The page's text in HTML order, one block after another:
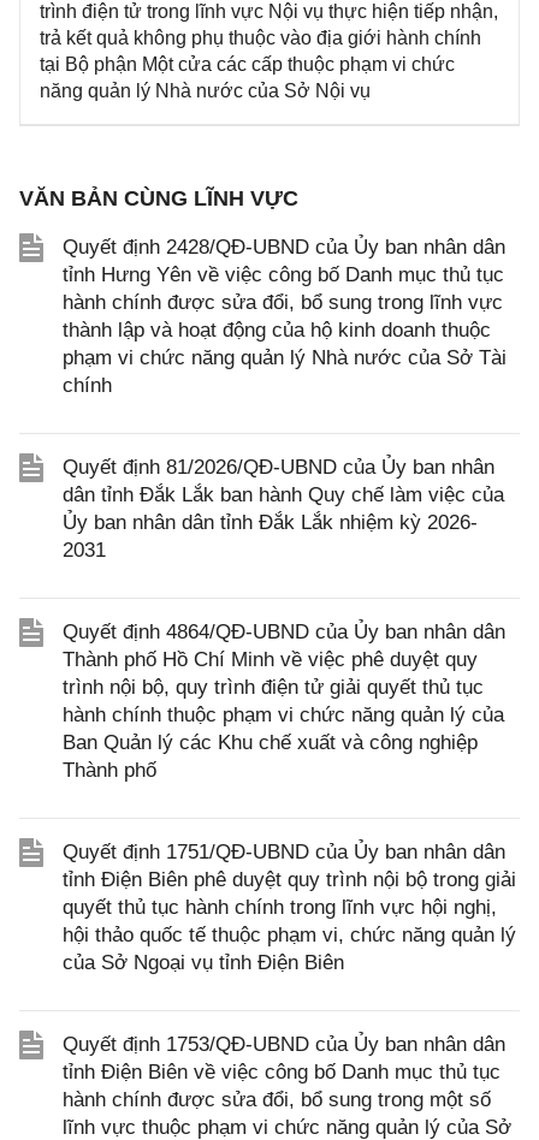
trình điện tử trong lĩnh vực Nội vụ thực hiện tiếp nhận,
trả kết quả không phụ thuộc vào địa giới hành chính
tại Bộ phận Một cửa các cấp thuộc phạm vi chức
năng quản lý Nhà nước của Sở Nội vụ
VĂN BẢN CÙNG LĨNH VỰC
Quyết định 2428/QĐ-UBND của Ủy ban nhân dân
tỉnh Hưng Yên về việc công bố Danh mục thủ tục
hành chính được sửa đổi, bổ sung trong lĩnh vực
thành lập và hoạt động của hộ kinh doanh thuộc
phạm vi chức năng quản lý Nhà nước của Sở Tài
chính
Quyết định 81/2026/QĐ-UBND của Ủy ban nhân
dân tỉnh Đắk Lắk ban hành Quy chế làm việc của
Ủy ban nhân dân tỉnh Đắk Lắk nhiệm kỳ 2026-
2031
Quyết định 4864/QĐ-UBND của Ủy ban nhân dân
Thành phố Hồ Chí Minh về việc phê duyệt quy
trình nội bộ, quy trình điện tử giải quyết thủ tục
hành chính thuộc phạm vi chức năng quản lý của
Ban Quản lý các Khu chế xuất và công nghiệp
Thành phố
Quyết định 1751/QĐ-UBND của Ủy ban nhân dân
tỉnh Điện Biên phê duyệt quy trình nội bộ trong giải
quyết thủ tục hành chính trong lĩnh vực hội nghị,
hội thảo quốc tế thuộc phạm vi, chức năng quản lý
của Sở Ngoại vụ tỉnh Điện Biên
Quyết định 1753/QĐ-UBND của Ủy ban nhân dân
tỉnh Điện Biên về việc công bố Danh mục thủ tục
hành chính được sửa đổi, bổ sung trong một số
lĩnh vực thuộc phạm vi chức năng quản lý của Sở